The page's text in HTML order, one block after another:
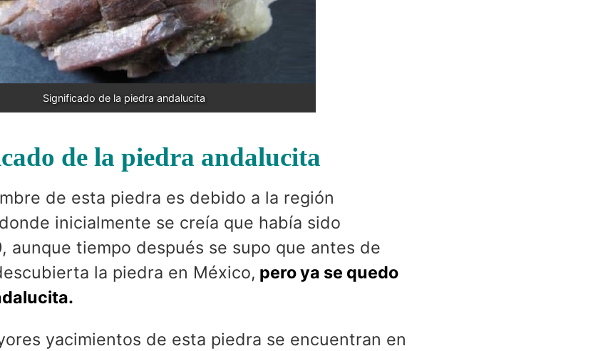
Significado de la piedra andalucita
de la piedra andalucita
de esta piedra es debido a la región
inicialmente se creía que había sido
aunque tiempo después se supo que antes de
la piedra en México, pero ya se quedo
yacimientos de esta piedra se encuentran en